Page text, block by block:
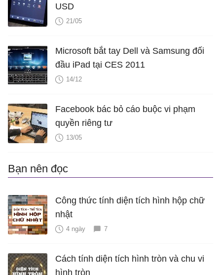
USD
21/05
Microsoft bắt tay Dell và Samsung đối
đầu iPad tại CES 2011
14/12
Facebook bác bỏ cáo buộc vi phạm
quyền riêng tư
13/05
Bạn nên đọc
Công thức tính diện tích hình hộp chữ
nhật
4 ngày 7
Cách tính diện tích hình tròn và chu vi
hình tròn